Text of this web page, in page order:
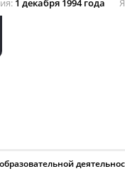
1 декабря 1994 года